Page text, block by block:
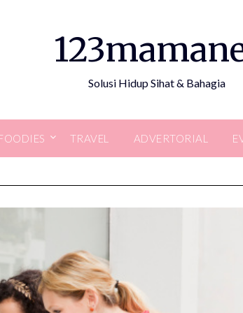
Solusi Hidup Sihat & Bahagia
TRAVEL ADVERTORIAL